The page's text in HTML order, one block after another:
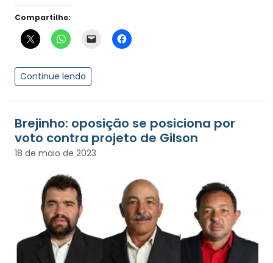
Compartilhe:
Continue lendo
Brejinho: oposição se posiciona por
voto contra projeto de Gilson
18 de maio de 2023